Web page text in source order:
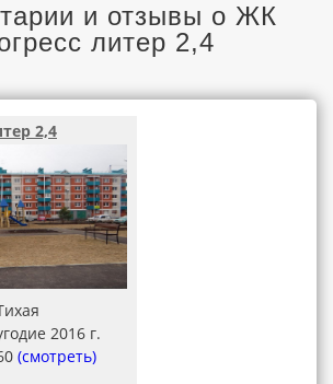
ВСЕ НОВОСТРОЙКИ
КАРТА НОВОСТРОЕК
ЗАСТРОЙЩИКИ
КОТТЕДЖНЫЕ ПОСЕЛКИ
и отзывы о ЖК
литер 2,4
2,4
2016 г.
(смотреть)